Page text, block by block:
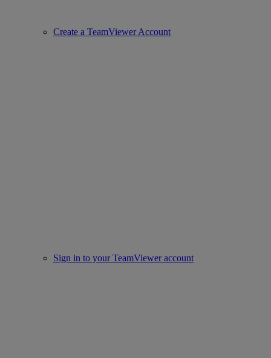
Create a TeamViewer Account
Sign in to your TeamViewer account